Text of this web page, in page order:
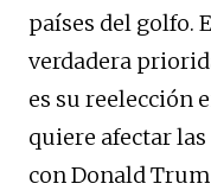
países del golfo.
verdadera
es su reelección
quiere afectar
con Donald